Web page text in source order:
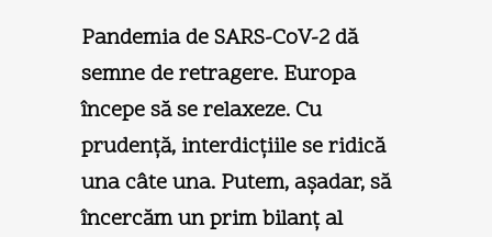
Pandemia de SARS-CoV-2 dă
semne de retragere. Europa
începe să se relaxeze. Cu
prudenţă, interdicţiile se ridică
una câte una. Putem, aşadar, să
încercăm un prim bilanţ al